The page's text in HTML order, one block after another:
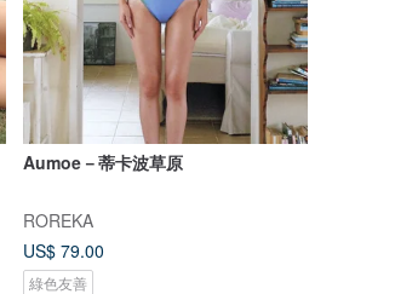
Aumoe－蒂卡波草原
ROREKA
US$ 79.00
綠色友善